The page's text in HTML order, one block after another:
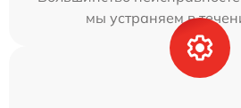
мы устраняем в